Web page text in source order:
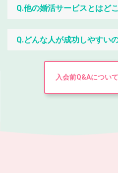
Q.他の婚活サービスとはど
Q.どんな人が成功しやすい
入会前Q&Aについ